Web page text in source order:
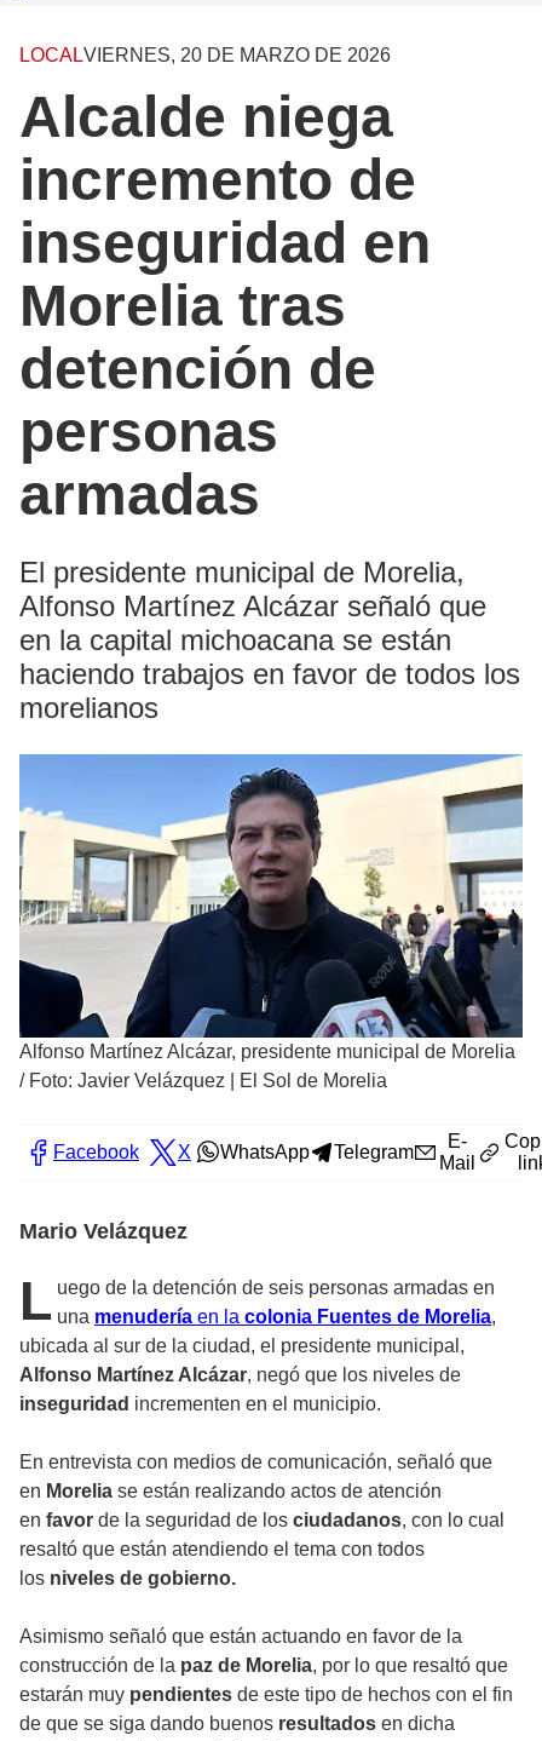
LOCALVIERNES, 20 DE MARZO DE 2026
Alcalde niega
incremento de
inseguridad en
Morelia tras
detención de
personas
armadas
El presidente municipal de Morelia,
Alfonso Martínez Alcázar señaló que
en la capital michoacana se están
haciendo trabajos en favor de todos los
morelianos
Alfonso Martínez Alcázar, presidente municipal de Morelia
/ Foto: Javier Velázquez | El Sol de Morelia
Facebook X WhatsApp Telegram
E-
Mail
Mario Velázquez
L uego de la detención de seis personas armadas en
una menudería en la colonia Fuentes de Morelia,
ubicada al sur de la ciudad, el presidente municipal,
Alfonso Martínez Alcázar, negó que los niveles de
inseguridad incrementen en el municipio.
En entrevista con medios de comunicación, señaló que
en Morelia se están realizando actos de atención
en favor de la seguridad de los ciudadanos, con lo cual
resaltó que están atendiendo el tema con todos
los niveles de gobierno.
Asimismo señaló que están actuando en favor de la
construcción de la paz de Morelia, por lo que resaltó que
estarán muy pendientes de este tipo de hechos con el fin
de que se siga dando buenos resultados en dicha